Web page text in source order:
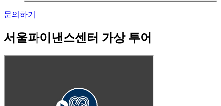
문의하기
서울파이낸스센터 가상 투어